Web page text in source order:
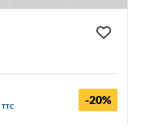
TTC -20%